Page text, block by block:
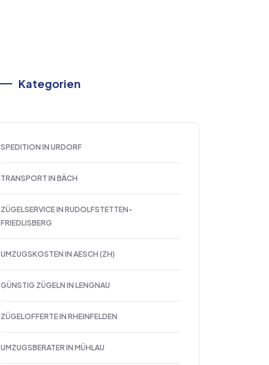
Kategorien
SPEDITION IN URDORF
TRANSPORT IN BÄCH
ZÜGELSERVICE IN RUDOLFSTETTEN-
FRIEDLISBERG
UMZUGSKOSTEN IN AESCH (ZH)
GÜNSTIG ZÜGELN IN LENGNAU
ZÜGELOFFERTE IN RHEINFELDEN
UMZUGSBERATER IN MÜHLAU